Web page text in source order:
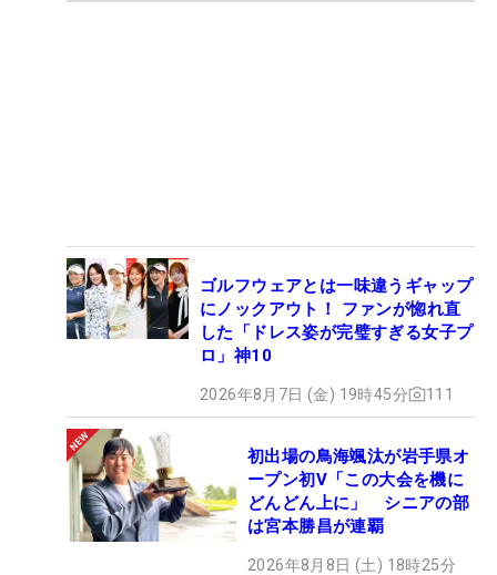
ゴルフウェアとは一味違うギャップ
にノックアウト！ ファンが惚れ直
した「ドレス姿が完璧すぎる女子プ
ロ」神10
2026年8月7日 (金) 19時45分 111
初出場の鳥海颯汰が岩手県オ
ープン初V「この大会を機に
どんどん上に」 シニアの部
は宮本勝昌が連覇
2026年8月8日 (土) 18時25分